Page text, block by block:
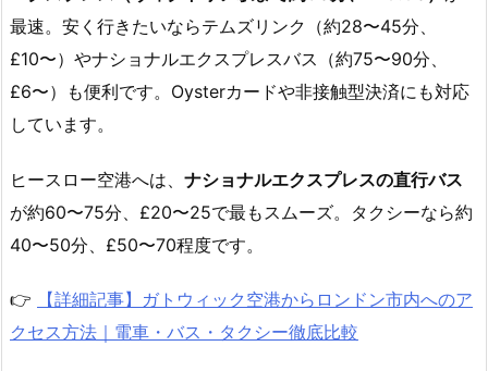
最速。安く行きたいならテムズリンク（約28〜45分、
£10〜）やナショナルエクスプレスバス（約75〜90分、
£6〜）も便利です。Oysterカードや非接触型決済にも対応
しています。
ヒースロー空港へは、 ナショナルエクスプレスの直行バス
が約60〜75分、£20〜25で最もスムーズ。タクシーなら約
40〜50分、£50〜70程度です。
👉
【詳細記事】ガトウィック空港からロンドン市内へのア
クセス方法｜電車・バス・タクシー徹底比較